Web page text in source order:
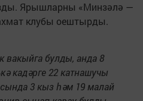
Ярышларны «Минзәлә —
клубы оештырды.
булды, анда 8
кадәрге 22 катнашучы
3 кыз һәм 19 малай